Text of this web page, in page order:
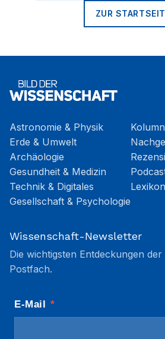
ZUR
Astronomie & Physik
Erde & Umwelt
Archäologie
Gesundheit & Medizin
Technik & Digitales
Gesellschaft & Psychologie
Lexikon
Wissenschaft-Newsletter
Die wichtigsten Entdeckungen
Postfach.